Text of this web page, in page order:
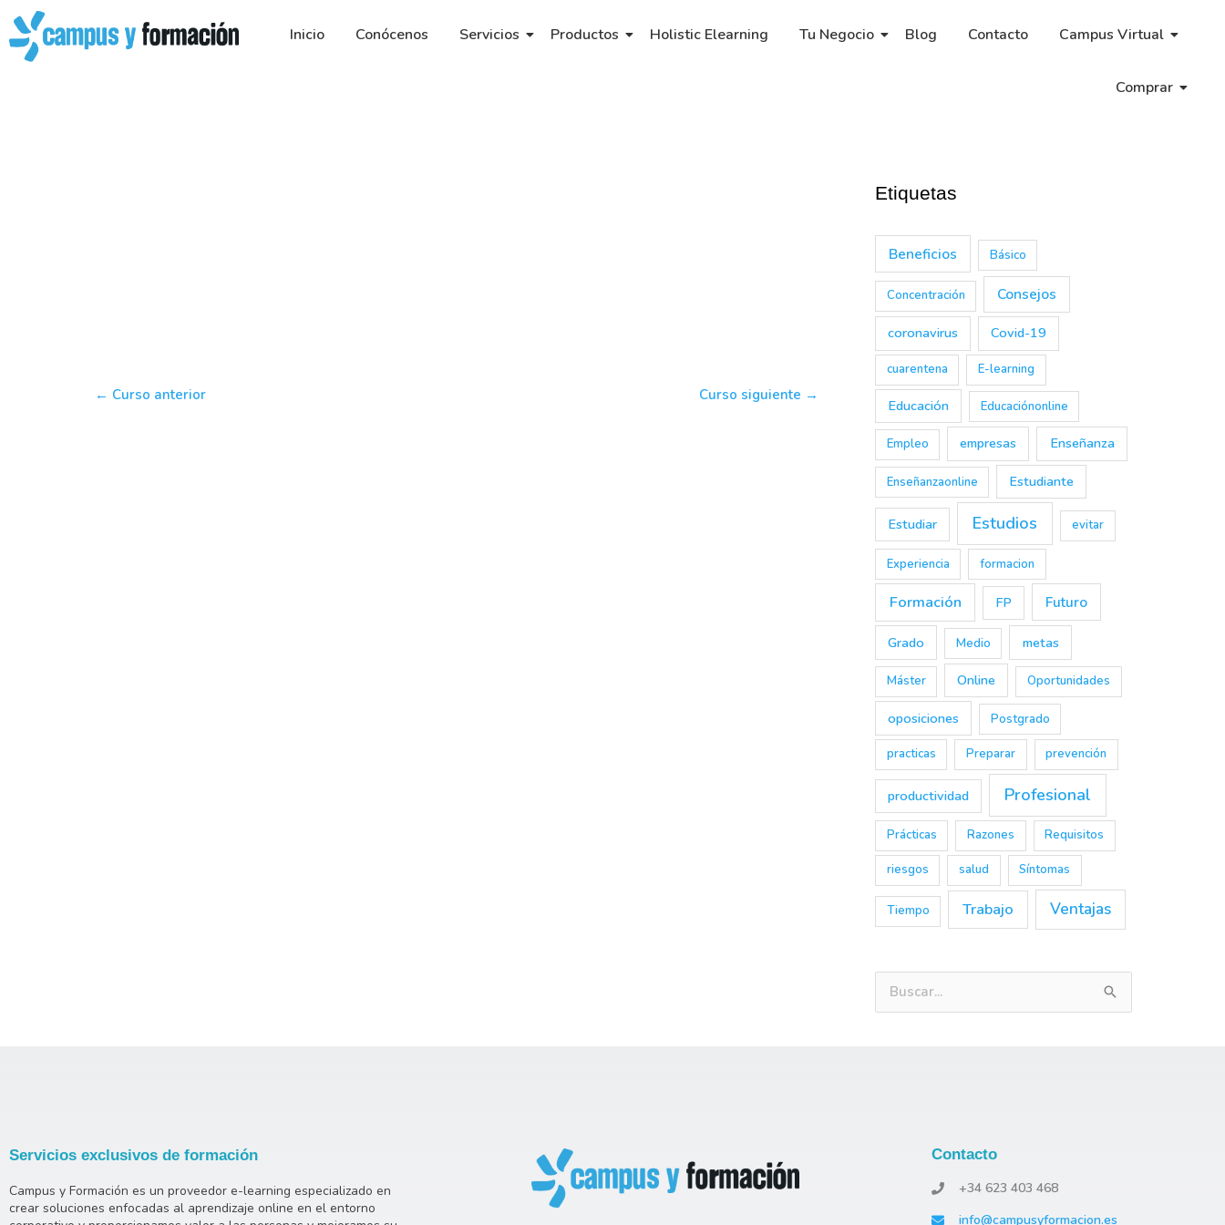
contenido
Inicio Conócenos Servicios Productos Holistic Elearning Tu Negocio Blog Contacto Campus Virtual
Comprar
← Curso anterior Curso siguiente →
Etiquetas
Beneficios Básico
Concentración Consejos
coronavirus Covid-19
cuarentena E-learning
Educación Educaciónonline
Empleo empresas Enseñanza
Enseñanzaonline Estudiante
Estudiar Estudios evitar
Experiencia formacion
Formación FP Futuro
Grado Medio metas
Máster Online Oportunidades
oposiciones Postgrado
practicas Preparar prevención
productividad Profesional
Prácticas Razones Requisitos
riesgos salud Síntomas
Tiempo Trabajo Ventajas
Servicios exclusivos de formación
Campus y Formación es un proveedor e-learning especializado en
crear soluciones enfocadas al aprendizaje online en el entorno
Contacto
+34 623 403 468
info@campusyformacion.es